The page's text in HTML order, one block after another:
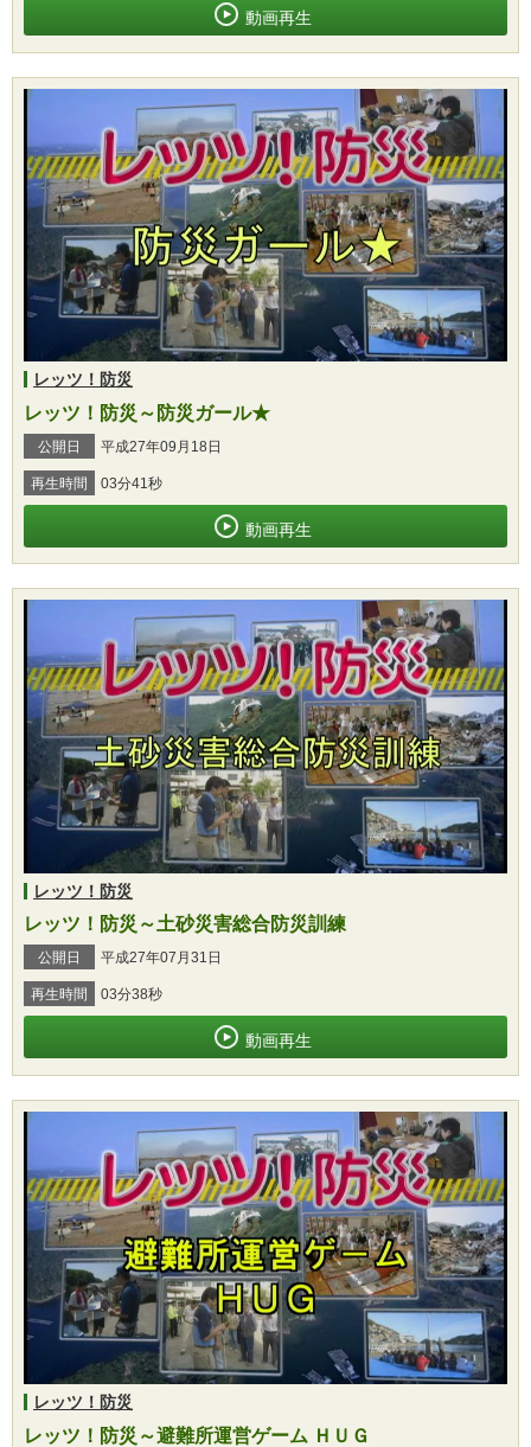
動画再生
レッツ！防災
レッツ！防災～防災ガール★
公開日 平成27年09月18日
再生時間 03分41秒
動画再生
レッツ！防災
レッツ！防災～土砂災害総合防災訓練
公開日 平成27年07月31日
再生時間 03分38秒
動画再生
レッツ！防災
レッツ！防災～避難所運営ゲーム ＨＵＧ